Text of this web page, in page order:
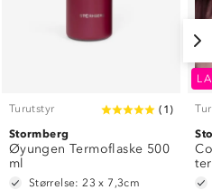
Turutstyr ( 1 )
Stormberg
Øyungen Termoflaske 500
ml
Størrelse: 23 x 7,3cm